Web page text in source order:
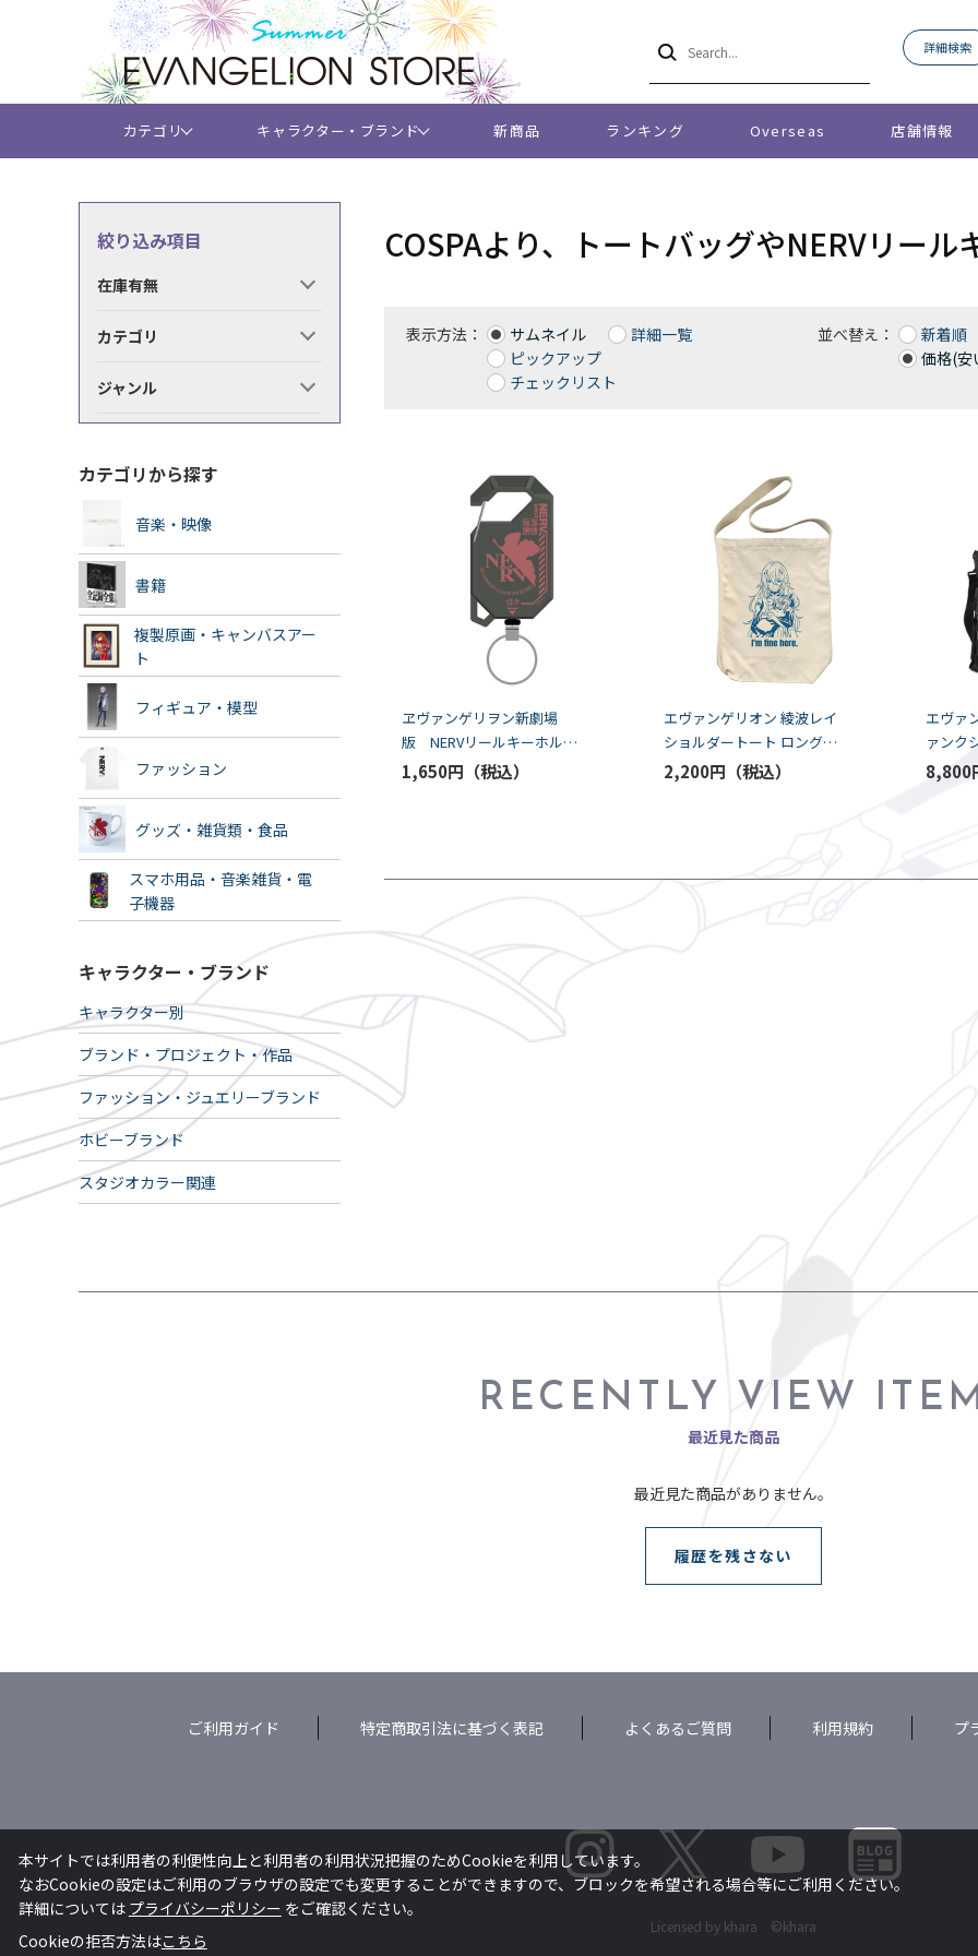
詳細検索
カテゴリ キャラクター・ブランド 新商品 ランキング Overseas 店舗情報
絞り込み項目
在庫有無
カテゴリ
ジャンル
カテゴリから探す
音楽・映像
書籍
複製原画・キャンバスアー
ト
フィギュア・模型
ファッション
グッズ・雑貨類・食品
スマホ用品・音楽雑貨・電
子機器
キャラクター・ブランド
キャラクター別
ブランド・プロジェクト・作品
ファッション・ジュエリーブランド
ホビーブランド
スタジオカラー関連
COSPAより、トートバッグやNERVリー
表示方法： サムネイル
詳細一覧
ピックアップ
チェックリスト
並べ替え：
新着順
価格(安
ヱヴァンゲリヲン新劇場
版 NERVリールキーホルダ
ー（COSPA)
1,650円
エヴァンゲリオン 綾波レイ
ショルダートート ロングヘ
アーVer.
/NATURAL（COSPA）
2,200円
エヴァ
ァンク
グ
8,800
RECENTLY VIEW
最近見た商品
最近見た商品がありません。
履歴を残さない
ご利用ガイド 特定商取引法に基づく表記 よくあるご質問 利用規約 プ
Licensed by khara ©khara
本サイトでは利用者の利便性向上と利用者の利用状況把握のためCookieを利用しています。
なおCookieの設定はご利用のブラウザの設定でも変更することができますので、ブロックを希望される場合等にご利用ください。
詳細については プライバシーポリシー をご確認ください。
Cookieの拒否方法はこちら